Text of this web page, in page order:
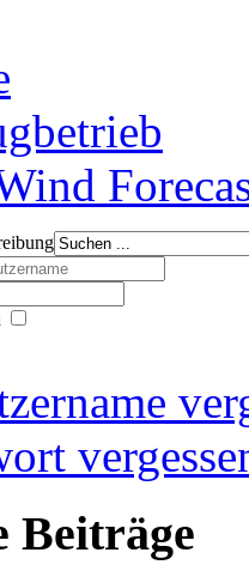
Beiträge